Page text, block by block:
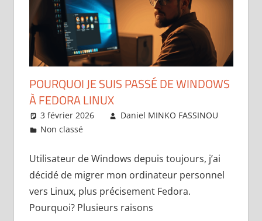
POURQUOI JE SUIS PASSÉ DE WINDOWS
À FEDORA LINUX
3 février 2026
Daniel MINKO FASSINOU
Non classé
Utilisateur de Windows depuis toujours, j’ai
décidé de migrer mon ordinateur personnel
vers Linux, plus précisement Fedora.
Pourquoi? Plusieurs raisons